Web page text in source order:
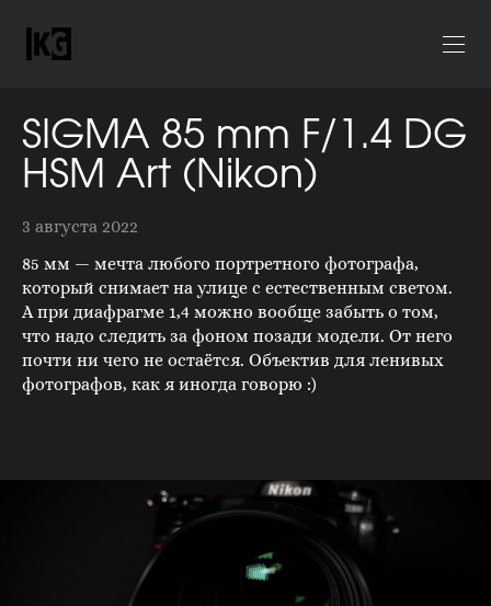
SIGMA 85 mm F/1.4 DG
HSM Art (Nikon)
3 августа 2022
85 мм — мечта любого портретного фотографа,
который снимает на улице с естественным светом.
А при диафрагме 1,4 можно вообще забыть о том,
что надо следить за фоном позади модели. От него
почти ни чего не остаётся. Объектив для ленивых
фотографов, как я иногда говорю :)